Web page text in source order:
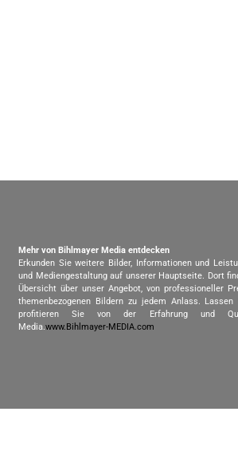
Mehr von Bihlmayer Media entdecken
Erkunden Sie weitere Bilder, Informationen und
und Mediengestaltung auf unserer Hauptseite. Dort
Übersicht über unser Angebot, von professioneller
themenbezogenen Bildern zu jedem Anlass.
profitieren Sie von der Erfahrung und
Media.www.Bihlmayer-MEDIA.com